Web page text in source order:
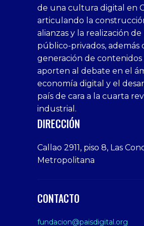
casino
siteleri
bedava
bonus
veren
siteler
1xbet
deneme
bonusu
veren
bonusu
siteler
1win
xslot
sahabet
giriş
1xbet
giriş
tarafbet
giriş
siteler
deneme
bonusu
Deneme
bonusu
veren
siteler
xxx
homemade
porn
on
webcam
Cumshots
Tits
Free
Amateur
Porn
Xxx
Indian
Big
Butt
sex
From
siteler
deneme
bonusu
veren
siteler
de una cultura digital en
articulando la
alianzas y la realización
público-privados, además
generación de
aporten al debate en el
economía digital y el
país de cara a la cuarta
industrial.
DIRECCIÓN
Callao 2911, piso 8, Las
Metropolitana
CONTACTO
fundacion@paisdigital.org